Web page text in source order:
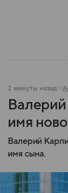
задачи
2 минуты назад
имя
Валерий
имя сына.